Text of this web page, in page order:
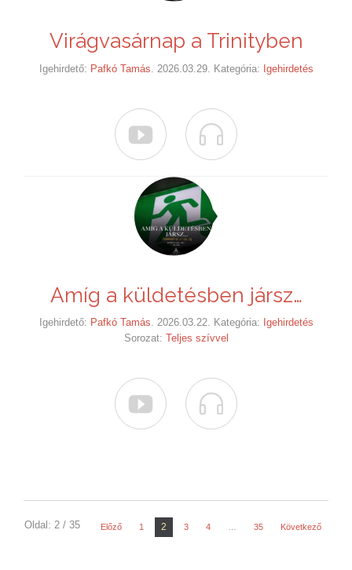
Virágvasárnap a Trinityben
Igehirdető: Pafkó Tamás . 2026.03.29. Kategória: Igehirdetés
 
Amíg a küldetésben jársz…
Igehirdető: Pafkó Tamás . 2026.03.22. Kategória: Igehirdetés
Sorozat: Teljes szívvel
 
Oldal: 2 / 35 Előző 1 2 3 4 35 Következő